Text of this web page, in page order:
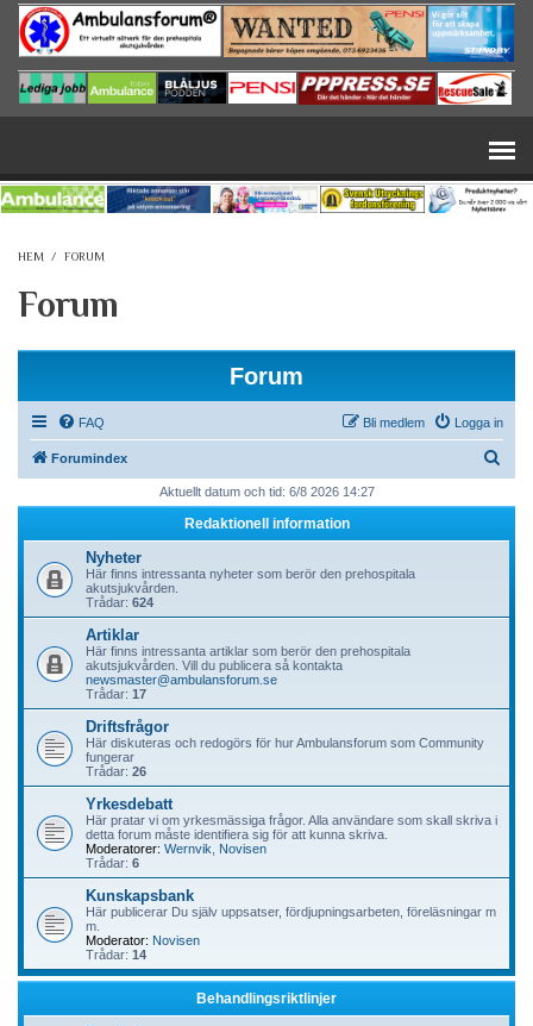
Hoppa till huvudinnehåll
HEM / FORUM
Forum